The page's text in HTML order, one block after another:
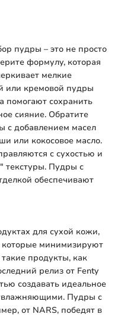
пудры – это не просто
формулу, которая
мелкие
или кремовой пудры
помогают сохранить
сияние. Обратите
с добавлением масел
или кокосовое масло.
с сухостью и
текстуры. Пудры с
обеспечивают
для сухой кожи,
которые минимизируют
продукты, как
релиз от Fenty
создавать идеальное
Пудры с
от NARS, победят в